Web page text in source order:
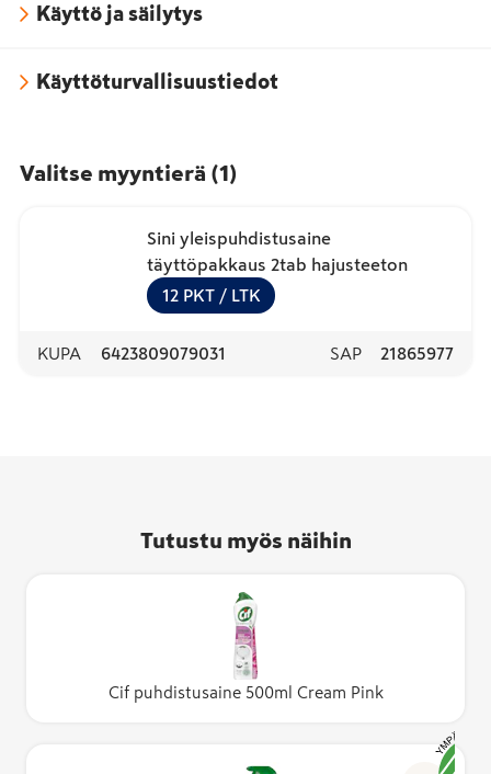
Käyttö ja säilytys
Käyttöturvallisuustiedot
Valitse myyntierä (1)
Sini yleispuhdistusaine
täyttöpakkaus 2tab hajusteeton
12 PKT / LTK
KUPA 6423809079031 SAP 21865977
Tutustu myös näihin
Cif puhdistusaine 500ml Cream Pink